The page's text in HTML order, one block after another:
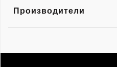
Производители